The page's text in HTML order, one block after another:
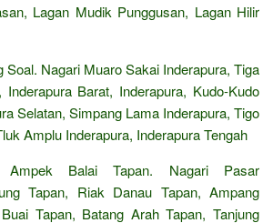
Lagan Mudik Punggusan, Lagan Hilir
Soal. Nagari Muaro Sakai Inderapura, Tiga
Inderapura Barat, Inderapura, Kudo-Kudo
Selatan, Simpang Lama Inderapura, Tigo
Amplu Inderapura, Inderapura Tengah
Ampek Balai Tapan. Nagari Pasar
Tapan, Riak Danau Tapan, Ampang
Tapan, Batang Arah Tapan, Tanjung